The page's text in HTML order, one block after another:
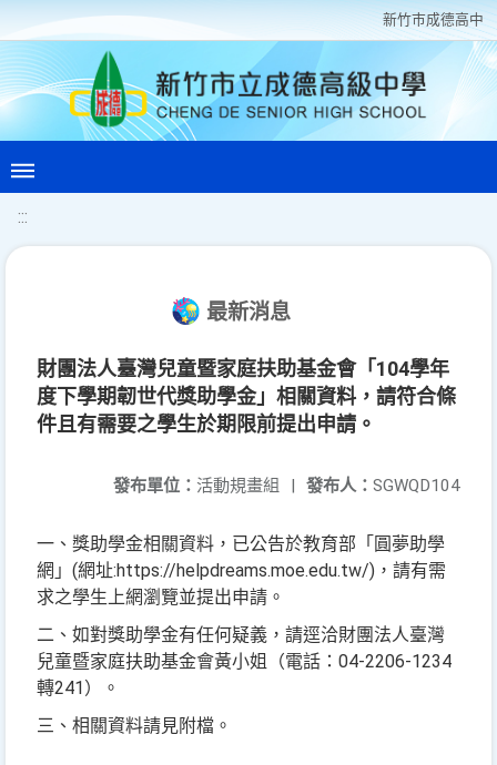
新竹巿成德高中
:::
最新消息
財團法人臺灣兒童暨家庭扶助基金會「104學年
度下學期韌世代獎助學金」相關資料，請符合條
件且有需要之學生於期限前提出申請。
發布人： SGWQD104
發布單位： 活動規畫組 |
一、獎助學金相關資料，已公告於教育部「圓夢助學
網」(網址:https://helpdreams.moe.edu.tw/)，請有需
求之學生上網瀏覽並提出申請。
二、如對獎助學金有任何疑義，請逕洽財團法人臺灣
兒童暨家庭扶助基金會黃小姐（電話：04-2206-1234
轉241）。
三、相關資料請見附檔。